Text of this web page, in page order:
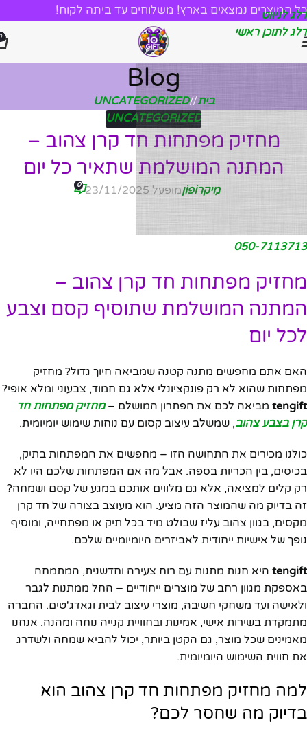
דלג לניווט
דלג לתוכן ראשי
כל המוצרים נמצאים בארץ! משלוחים עד ביתה לקוח!
Blog
בית/
UNCATEGORIZED
UNCATEGORIZED
מחזיק מפתחות חד קרן צהוב –
המתנה המושלמת שתאיר כל יום
מִיקרוֹפוֹןמופעל 23/11/2025 0
050-7113713
מחזיק מפתחות חד קרן צהוב –
המתנה המושלמת שתוסיף קסם וצבע
לכל יום
האם אתם מחפשים מתנה קטנה שמביאה חיוך גדול? מחזיק
מפתחות שהוא לא רק פונקציונלי אלא גם חמוד, צבעוני ומלא אופי?
tengift מביאה לכם את הפתרון המושלם –מחזיק מפתחות חד
קרן בצבע צהוב, שמשלב עיצוב קסום עם נוחות שימוש יומיומית.
כולנו מכירים את התחושה הזו – מחפשים את המפתחות בתיק,
בכיסים, בין הכריות בספה. אבל מה אם המפתחות שלכם היו לא
רק קלים למציאה, אלא גם מלווים אותכם במגע של קסם ושמחה?
זה בדיוק מה שהמוצר הזה מציע. הוא מעוצב בצורה של חד קרן
מקסים, בגוון צהוב עליז שבולט מיד בכל תיק או מפתחייה, ומוסיף
נופך של אישיות ייחודית לאביזרים היומיומיים שלכם.
tengift היא חנות מתנות עם רוח צעירה וחדשנית, המתמחה
באספקת מגוון רחב של מוצרים ייחודיים – החל ממתנות לגבר
ולאישה ועד משחקי חשיבה, מוצרי עיצוב לבית וגאדג'טים. החברה
מתמקדת בשירות אישי, אמינות ובחוויית קנייה נוחה ומהנה. אנחנו
מאמינים שכל מוצר, גם הקטן ביותר, יכול להביא שמחה ולשדרג
את חווית השימוש היומיומית.
למה מחזיק מפתחות חד קרן צהוב הוא
בדיוק מה שחסר לכם?